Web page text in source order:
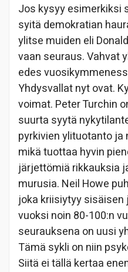
Jos kysyy esimerkiksi
syitä demokratian
ylitse muiden eli
vaan seuraus. Vahvat
edes
Yhdysvallat nyt ovat.
voimat. Peter Turchin
suurta syytä
pyrkivien ylituotanto
mikä tuottaa hyvin
järjettömiä rikkauksia
murusia. Neil Howe
joka kriisiytyy
vuoksi noin 80-100:n
seurauksena on uusi
Tämä sykli on niin
Siitä ei tällä kertaa